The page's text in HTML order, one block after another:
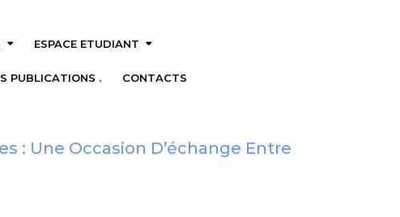
ESPACE ETUDIANT
PUBLICATIONS . CONTACTS
: Une Occasion D’échange Entre